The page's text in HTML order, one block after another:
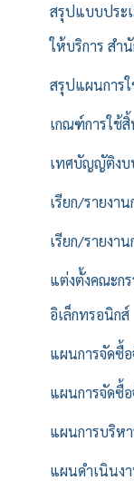
สรุปแบบประ
ให้บริการ สำ
สรุปแผนการ
เกณฑ์การใช้
เทศบัญญัติงบ
เรียก/รายงา
เรียก/รายงา
แต่งตั้งคณะก
อิเล็กทรอนิกส์
แผนการจัดซื้อ
แผนการจัดซื้
แผนการบริหา
แผนดำเนินง